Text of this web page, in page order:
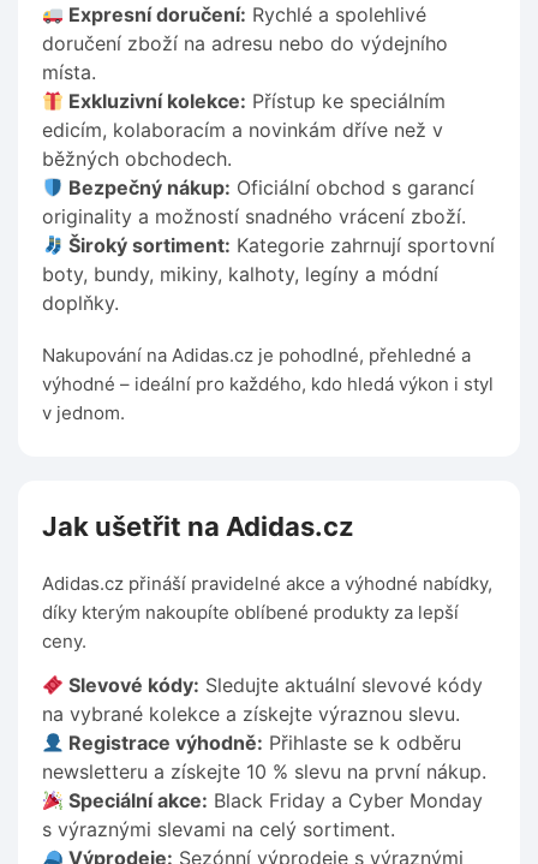
Expresní doručení: Rychlé a spolehlivé
doručení zboží na adresu nebo do výdejního
místa.
Exkluzivní kolekce: Přístup ke speciálním
edicím, kolaboracím a novinkám dříve než v
běžných obchodech.
Bezpečný nákup: Oficiální obchod s garancí
originality a možností snadného vrácení zboží.
Široký sortiment: Kategorie zahrnují sportovní
boty, bundy, mikiny, kalhoty, legíny a módní
doplňky.
Nakupování na Adidas.cz je pohodlné, přehledné a
výhodné – ideální pro každého, kdo hledá výkon i styl
v jednom.
Jak ušetřit na Adidas.cz
Adidas.cz přináší pravidelné akce a výhodné nabídky,
díky kterým nakoupíte oblíbené produkty za lepší
ceny.
Slevové kódy: Sledujte aktuální slevové kódy
na vybrané kolekce a získejte výraznou slevu.
Registrace výhodně: Přihlaste se k odběru
newsletteru a získejte 10 % slevu na první nákup.
Speciální akce: Black Friday a Cyber Monday
s výraznými slevami na celý sortiment.
Výprodeje: Sezónní výprodeje s výraznými